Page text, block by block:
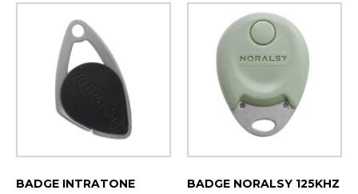
BADGE INTRATONE BADGE NORALSY 125KHZ